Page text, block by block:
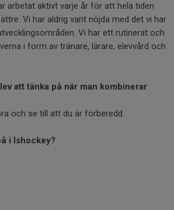
arbetat aktivt varje år för att hela tiden
Vi har aldrig varit nöjda med det vi har
Vi har ett rutinerat och
i form av tränare, lärare, elevvård och
att tänka på när man kombinerar
och se till att du är förberedd.
i Ishockey?